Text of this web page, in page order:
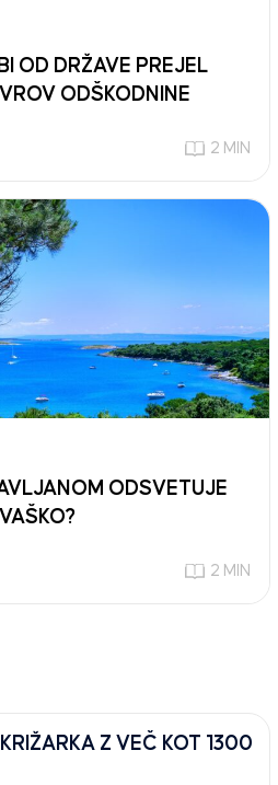
OD DRŽAVE PREJEL
ODŠKODNINE
2 MIN
ODSVETUJE
2 MIN
Z VEČ KOT 1300